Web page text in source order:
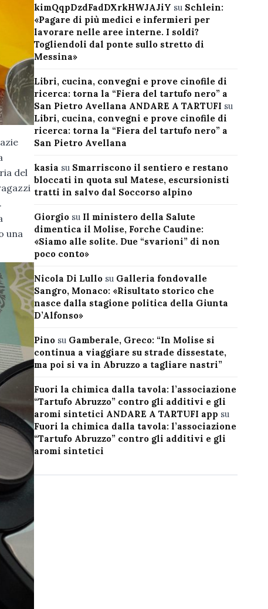
del
una
kimQqpDzdFadDXrkHWJAJiY su Schlein:
«Pagare di più medici e infermieri per
lavorare nelle aree interne. I soldi?
Togliendoli dal ponte sullo stretto di
Messina»
Libri, cucina, convegni e prove cinofile di
ricerca: torna la “Fiera del tartufo nero” a
San Pietro Avellana ANDARE A TARTUFI su
Libri, cucina, convegni e prove cinofile di
ricerca: torna la “Fiera del tartufo nero” a
San Pietro Avellana
kasia su Smarriscono il sentiero e restano
bloccati in quota sul Matese, escursionisti
tratti in salvo dal Soccorso alpino
Giorgiosu Il ministero della Salute
dimentica il Molise, Forche Caudine:
«Siamo alle solite. Due “svarioni” di non
poco conto»
Nicola Di Lullosu Galleria fondovalle
Sangro, Monaco: «Risultato storico che
nasce dalla stagione politica della Giunta
D’Alfonso»
Pinosu Gamberale, Greco: “In Molise si
continua a viaggiare su strade dissestate,
ma poi si va in Abruzzo a tagliare nastri”
Fuori la chimica dalla tavola: l’associazione
“Tartufo Abruzzo” contro gli additivi e gli
aromi sintetici ANDARE A TARTUFI app su
Fuori la chimica dalla tavola: l’associazione
“Tartufo Abruzzo” contro gli additivi e gli
aromi sintetici